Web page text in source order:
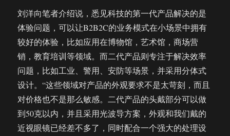
刘洋向笔者介绍说，悉见科技的第一代产品解决的是
体验问题，可以让B2B2C的业务模式在小场景中拥有
较好的体验，比如应用在博物馆，艺术馆，商场营
销，教育培训等领域。而二代产品则专注于解决效率
问题，比如工业、警用、安防等场景，并采用分体式
设计。“这些领域对产品的外观要求不是太苛刻，而且
对价格也不是那么敏感。二代产品的头戴部分可以做
到50克以内，并且采用光波导方案，外观和我们戴的
近视眼镜已经差不多了，同时配合一个强大的处理设